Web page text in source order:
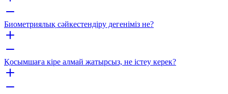
Биометриялық сәйкестендіру дегеніміз не?
Қосымшаға кіре алмай жатырсыз, не істеу керек?